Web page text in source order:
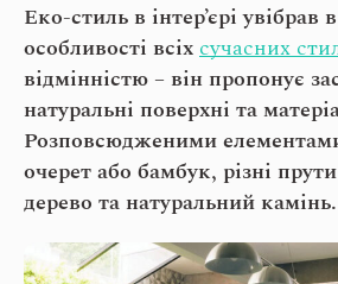
Еко-стиль в інтер’єрі увібрав
особливості всіхсучасних
відмінністю – він пропонує
натуральні поверхні та
Розповсюдженими
очерет або бамбук, різні
дерево та натуральний камінь.